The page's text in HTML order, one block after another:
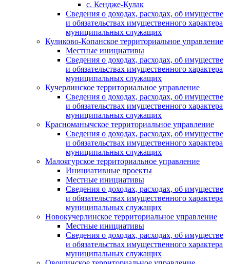
с. Кендже-Кулак
Сведения о доходах, расходах, об имуществе
и обязательствах имущественного характера
муниципальных служащих
Куликово-Копанское территориальное управление
Местные инициативы
Сведения о доходах, расходах, об имуществе
и обязательствах имущественного характера
муниципальных служащих
Кучерлинское территориальное управление
Сведения о доходах, расходах, об имуществе
и обязательствах имущественного характера
муниципальных служащих
Красноманычское территориальное управление
Сведения о доходах, расходах, об имуществе
и обязательствах имущественного характера
муниципальных служащих
Малоягурское территориальное управление
Инициативные проекты
Местные инициативы
Сведения о доходах, расходах, об имуществе
и обязательствах имущественного характера
муниципальных служащих
Новокучерлинское территориальное управление
Местные инициативы
Сведения о доходах, расходах, об имуществе
и обязательствах имущественного характера
муниципальных служащих